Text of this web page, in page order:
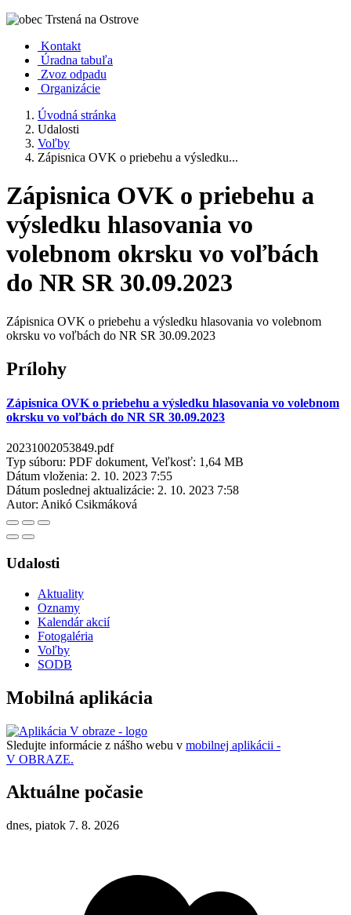
Kontakt
Úradna tabuľa
Zvoz odpadu
Organizácie
Úvodná stránka
Udalosti
Voľby
Zápisnica OVK o priebehu a výsledku...
Zápisnica OVK o priebehu a
výsledku hlasovania vo
volebnom okrsku vo voľbách
do NR SR 30.09.2023
Zápisnica OVK o priebehu a výsledku hlasovania vo volebnom
okrsku vo voľbách do NR SR 30.09.2023
Prílohy
Zápisnica OVK o priebehu a výsledku hlasovania vo volebnom
okrsku vo voľbách do NR SR 30.09.2023
20231002053849.pdf
Typ súboru: PDF dokument, Veľkosť: 1,64 MB
Dátum vloženia: 2. 10. 2023 7:55
Dátum poslednej aktualizácie: 2. 10. 2023 7:58
Autor: Anikó Csikmáková
Udalosti
Aktuality
Oznamy
Kalendár akcií
Fotogaléria
Voľby
SODB
Mobilná aplikácia
Sledujte informácie z nášho webu v mobilnej aplikácii -
V OBRAZE.
Aktuálne počasie
dnes, piatok 7. 8. 2026